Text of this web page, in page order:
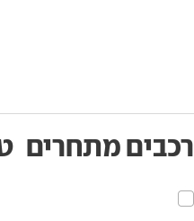
רכבים מתחרים